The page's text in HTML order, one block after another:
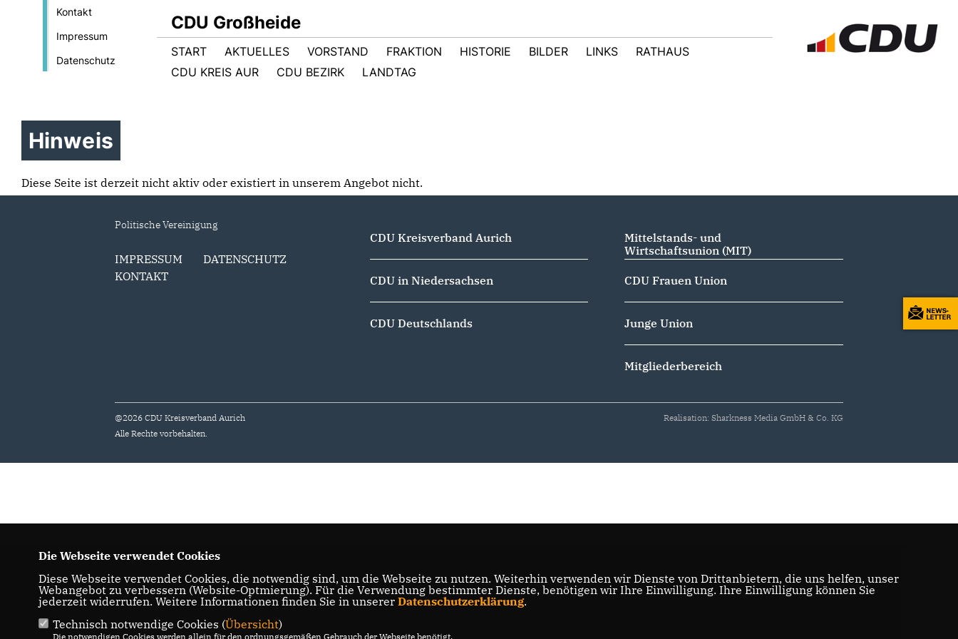
Kontakt
Impressum
Datenschutz
CDU Großheide
START AKTUELLES VORSTAND FRAKTION HISTORIE BILDER LINKS
RATHAUS
CDU KREIS AUR
CDU BEZIRK LANDTAG
Hinweis
Diese Seite ist derzeit nicht aktiv oder existiert in unserem Angebot nicht.
Politische Vereinigung
IMPRESSUM
DATENSCHUTZ
KONTAKT
CDU Kreisverband Aurich
CDU in Niedersachsen
CDU Deutschlands
Mittelstands- und
Wirtschaftsunion (MIT)
CDU Frauen Union
Junge Union
Mitgliederbereich
@2026 CDU Kreisverband Aurich
Alle Rechte vorbehalten.
Realisation: Sharkness Media GmbH & Co. KG
Die Webseite verwendet Cookies
Diese Webseite verwendet Cookies, die notwendig sind, um die Webseite zu nutzen. Weiterhin verwenden wir Dienste von Drittanbietern, die uns helfen, unser
Webangebot zu verbessern (Website-Optmierung). Für die Verwendung bestimmter Dienste, benötigen wir Ihre Einwilligung. Ihre Einwilligung können Sie
jederzeit widerrufen. Weitere Informationen finden Sie in unserer Datenschutzerklärung.
Technisch notwendige Cookies (Übersicht)
Die notwendigen Cookies werden allein für den ordnungsgemäßen Gebrauch der Webseite benötigt.